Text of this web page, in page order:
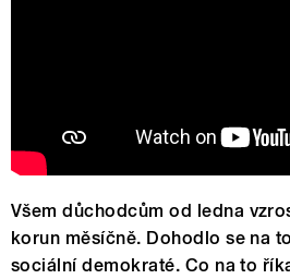
Všem důchodcům od ledna
korun měsíčně. Dohodlo se na
sociální demokraté. Co na to